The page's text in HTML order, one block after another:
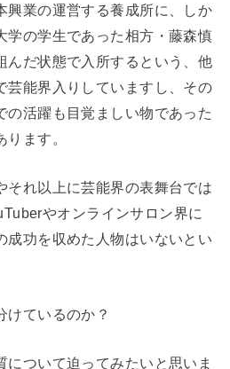
興業の運営する養成所に、しか
学の学生であった相方・藤森慎
んだ状態で入所するという、他
芸能界入りしていますし、その
の活躍も目覚ましい物であった
ます。
それ以上に芸能界の表舞台では
やオンラインサロン界に
成功を収めた人物はいないとい
けているのか？
について迫ってみたいと思いま